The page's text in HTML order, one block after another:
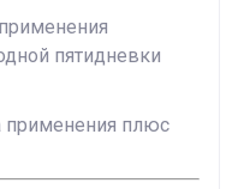
пятидневки
применения плюс